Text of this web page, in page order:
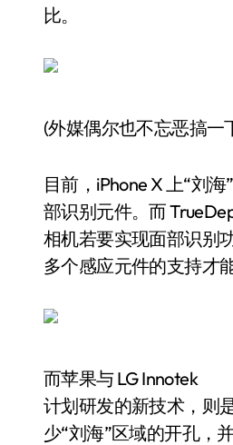
比。
(外媒偶尔也不忘恶搞一
目前，iPhone X 上“刘
部识别元件。而
相机若要实现面部识别
多个感应元件的支持才
而苹果与 LG Innotek
计划研发的新技术，则
少“刘海”区域的开孔，